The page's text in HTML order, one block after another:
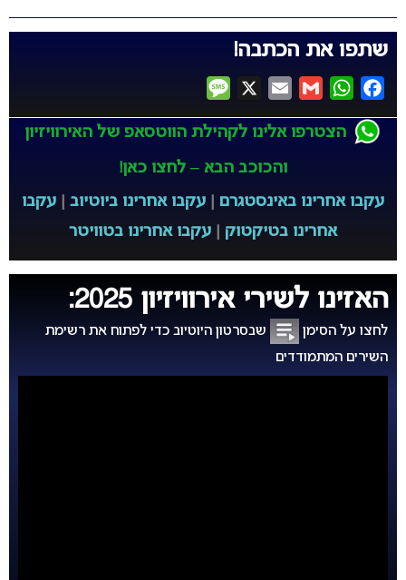
שתפו את הכתבה!
Facebook
WhatsApp
Gmail
Email
הצטרפו אלינו לקהילת הווטסאפ של האירוויזיון
והכוכב הבא – לחצו כאן!
עקבו אחרינו באינסטגרם
עקבו אחרינו ביוטיוב
עקבו
אחרינו בטיקטוק
עקבו אחרינו בטוויטר
האזינו לשירי אירוויזיון 2025:
לחצו על הסימן
שבסרטון היוטיוב כדי לפתוח את רשימת
השירים המתמודדים